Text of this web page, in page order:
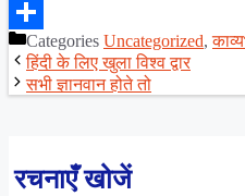
Facebook
ShareCategories Uncategorized,
हिंदी के लिए खुला विश्व द्वार
सभी ज्ञानवान होते तो
रचनाएँ खोजें